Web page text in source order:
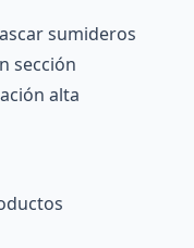
sumideros
sección
alta